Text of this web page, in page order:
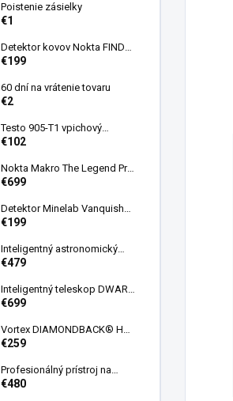
Poistenie zásielky
€1
Detektor kovov Nokta FINDX
Pro
€199
60 dní na vrátenie tovaru
€2
Testo 905-T1 vpichový
teplomer
€102
Nokta Makro The Legend Pro
Pack - model 2024
€699
Detektor Minelab Vanquish
340
€199
Inteligentný astronomický
teleskop DwarfLab Dwarf
€479
Inteligentný teleskop DWARF
III + originálny statív DWARF 3
€699
Vortex DIAMONDBACK® HD
8X42
€259
Profesionálný prístroj na
vedenie vŕtania Laserliner
€480